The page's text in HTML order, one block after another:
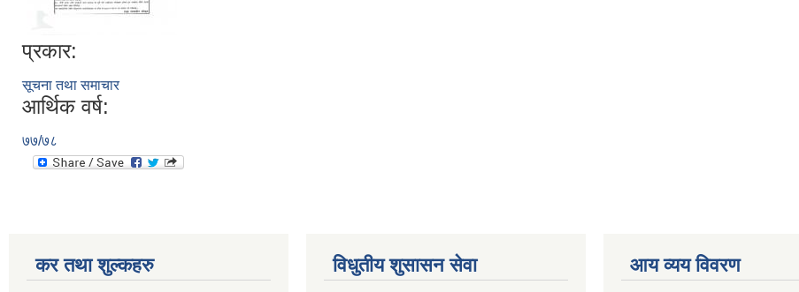
प्रकार:
सूचना तथा समाचार
आर्थिक वर्ष:
७७/७८
कर तथा शुल्कहरु विधुतीय शुसासन सेवा आय व्यय विवरण